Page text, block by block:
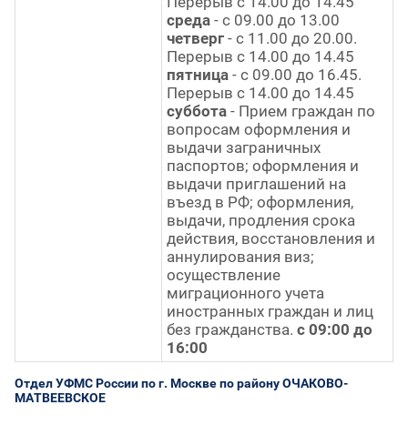
среда - с 09.00 до 13.00
четверг - с 11.00 до 20.00.
Перерыв с 14.00 до 14.45
пятница - с 09.00 до 16.45.
Перерыв с 14.00 до 14.45
суббота - Прием граждан по
вопросам оформления и
выдачи заграничных
паспортов; оформления и
выдачи приглашений на
въезд в РФ; оформления,
выдачи, продления срока
действия, восстановления и
аннулирования виз;
осуществление
миграционного учета
иностранных граждан и лиц
без гражданства. с 09:00 до
16:00
Отдел УФМС России по г. Москве по району ОЧАКОВО-
МАТВЕЕВСКОЕ